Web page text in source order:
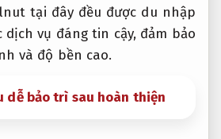
tại đây đều được du nhập
vụ đáng tin cậy, đảm bảo
và độ bền cao.
dễ bảo trì sau hoàn thiện